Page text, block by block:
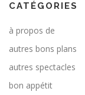
CATÉGORIES
à propos de
autres bons plans
autres spectacles
bon appétit